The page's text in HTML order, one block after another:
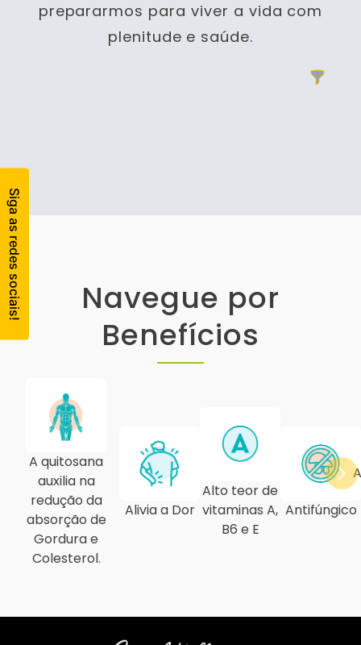
prepararmos para viver a vida com
plenitude e saúde.
Filtros
Navegue por
Benefícios
A quitosana
auxilia na
redução da
absorção de
Gordura e
Colesterol.
Alivia a Dor
Alto teor de
vitaminas A,
B6 e E
Antifúngico